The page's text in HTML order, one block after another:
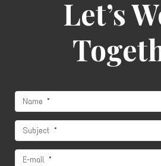
Let’s